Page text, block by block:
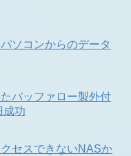
ソコンからのデータ
バッファロー製外付
成功
セスできないNASか